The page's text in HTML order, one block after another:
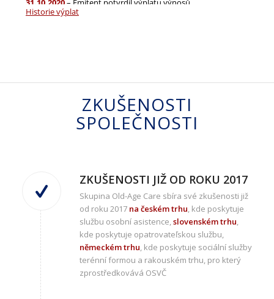
ZKUŠENOSTI
SPOLEČNOSTI
ZKUŠENOSTI JIŽ OD ROKU 2017
Skupina Old-Age Care sbíra své zkušenosti již
od roku 2017 na českém trhu, kde poskytuje
službu osobní asistence,slovenském trhu,
kde poskytuje opatrovateľskou službu,
německém trhu, kde poskytuje sociální služby
terénní formou a rakouském trhu, pro který
zprostředkovává OSVČ